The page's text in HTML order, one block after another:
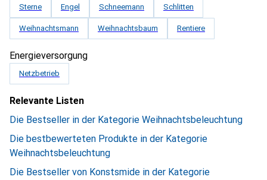
Sterne Engel Schneemann Schlitten
Weihnachtsmann Weihnachtsbaum Rentiere
Energieversorgung
Netzbetrieb
Relevante Listen
Die Bestseller in der Kategorie Weihnachtsbeleuchtung
Die bestbewerteten Produkte in der Kategorie
Weihnachtsbeleuchtung
Die Bestseller von Konstsmide in der Kategorie